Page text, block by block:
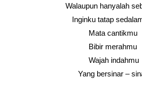
Walaupun hanyalah
Inginku tatap
Mata cantikmu
Bibir merahmu
Wajah indahmu
Yang bersinar –